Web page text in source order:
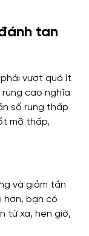
tan
vượt quá ít
cao nghĩa
số rung thấp
mỡ thấp,
và giảm tần
hơn, bạn có
từ xa, hẹn giờ,